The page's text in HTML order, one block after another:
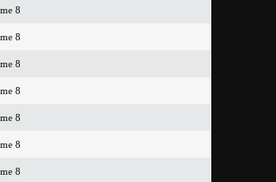
8
8
8
8
8
8
8